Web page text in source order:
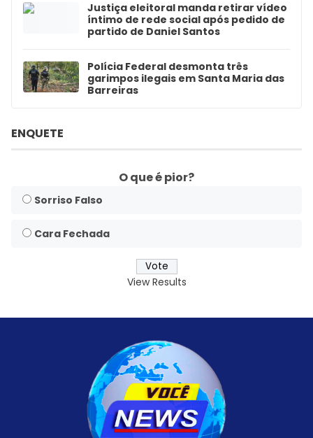
Justiça eleitoral manda retirar vídeo
íntimo de rede social após pedido de
partido de Daniel Santos
Polícia Federal desmonta três
garimpos ilegais em Santa Maria das
Barreiras
ENQUETE
O que é pior?
Sorriso Falso
Cara Fechada
View Results